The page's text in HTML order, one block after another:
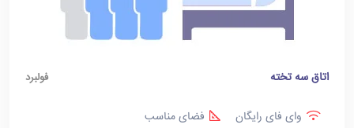
اتاق سه تخته فولبرد
وای فای رایگان
فضای مناسب